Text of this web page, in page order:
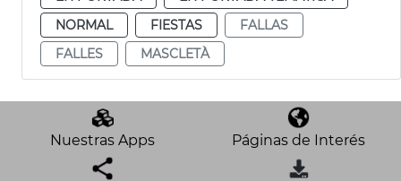
NORMAL
FIESTAS
FALLAS
FALLES
MASCLETÀ
Nuestras Apps Páginas de Interés